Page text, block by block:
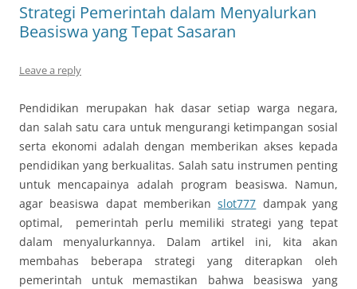
Strategi Pemerintah dalam Menyalurkan
Beasiswa yang Tepat Sasaran
Leave a reply
Pendidikan merupakan hak dasar setiap warga negara,
dan salah satu cara untuk mengurangi ketimpangan sosial
serta ekonomi adalah dengan memberikan akses kepada
pendidikan yang berkualitas. Salah satu instrumen penting
untuk mencapainya adalah program beasiswa. Namun,
agar beasiswa dapat memberikanslot777 dampak yang
optimal, pemerintah perlu memiliki strategi yang tepat
dalam menyalurkannya. Dalam artikel ini, kita akan
membahas beberapa strategi yang diterapkan oleh
pemerintah untuk memastikan bahwa beasiswa yang